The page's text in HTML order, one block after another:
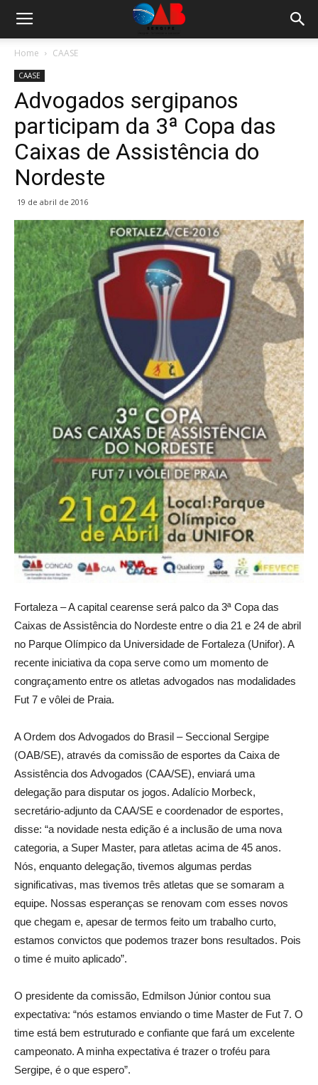
Home CAASE
CAASE
Advogados sergipanos
participam da 3ª Copa das
Caixas de Assistência do
Nordeste
19 de abril de 2016
Fortaleza – A capital cearense será palco da 3ª Copa das
Caixas de Assistência do Nordeste entre o dia 21 e 24 de abril
no Parque Olímpico da Universidade de Fortaleza (Unifor). A
recente iniciativa da copa serve como um momento de
congraçamento entre os atletas advogados nas modalidades
Fut 7 e vôlei de Praia.
A Ordem dos Advogados do Brasil – Seccional Sergipe
(OAB/SE), através da comissão de esportes da Caixa de
Assistência dos Advogados (CAA/SE), enviará uma
delegação para disputar os jogos. Adalício Morbeck,
secretário-adjunto da CAA/SE e coordenador de esportes,
disse: “a novidade nesta edição é a inclusão de uma nova
categoria, a Super Master, para atletas acima de 45 anos.
Nós, enquanto delegação, tivemos algumas perdas
significativas, mas tivemos três atletas que se somaram a
equipe. Nossas esperanças se renovam com esses novos
que chegam e, apesar de termos feito um trabalho curto,
estamos convictos que podemos trazer bons resultados. Pois
o time é muito aplicado”.
O presidente da comissão, Edmilson Júnior contou sua
expectativa: “nós estamos enviando o time Master de Fut 7. O
time está bem estruturado e confiante que fará um excelente
campeonato. A minha expectativa é trazer o troféu para
Sergipe, é o que espero”.